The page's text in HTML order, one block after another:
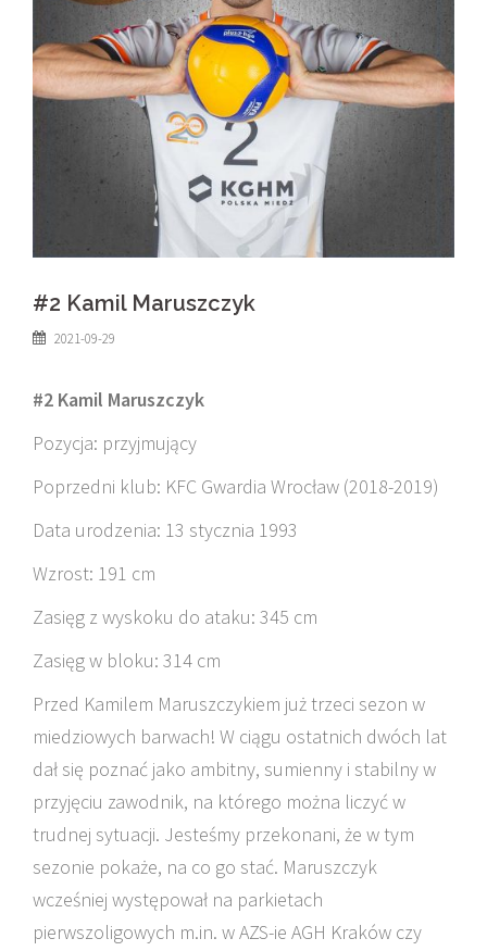
#2 Kamil Maruszczyk
2021-09-29
#2 Kamil Maruszczyk
Pozycja: przyjmujący
Poprzedni klub: KFC Gwardia Wrocław (2018-2019)
Data urodzenia: 13 stycznia 1993
Wzrost: 191 cm
Zasięg z wyskoku do ataku: 345 cm
Zasięg w bloku: 314 cm
Przed Kamilem Maruszczykiem już trzeci sezon w
miedziowych barwach! W ciągu ostatnich dwóch lat
dał się poznać jako ambitny, sumienny i stabilny w
przyjęciu zawodnik, na którego można liczyć w
trudnej sytuacji. Jesteśmy przekonani, że w tym
sezonie pokaże, na co go stać. Maruszczyk
wcześniej występował na parkietach
pierwszoligowych m.in. w AZS-ie AGH Kraków czy